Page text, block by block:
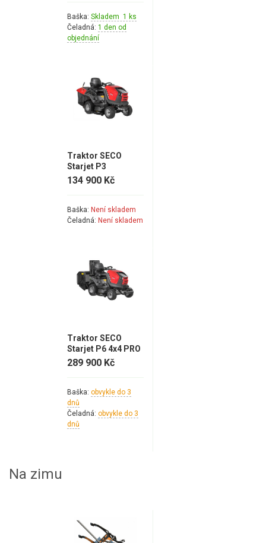
Baška: Skladem 1 ks
Čeladná: 1 den od
objednání
Traktor SECO
Starjet P3
134 900 Kč
Baška: Není skladem
Čeladná: Není skladem
Traktor SECO
Starjet P6 4x4 PRO
289 900 Kč
Baška: obvykle do 3
dnů
Čeladná: obvykle do 3
dnů
Na zimu